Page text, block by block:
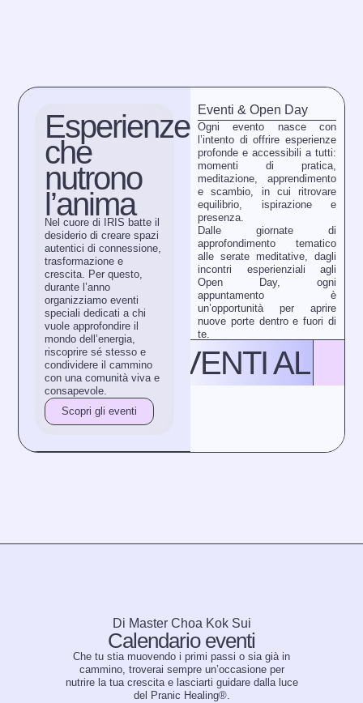
Esperienze
che
nutrono
l’anima
Nel cuore di IRIS batte il
desiderio di crearespazi
autentici di connessione,
trasformazione e
crescita. Per questo,
durante l’anno
organizziamo eventi
speciali dedicati a chi
vuole approfondire il
mondo dell’energia,
riscoprire sé stesso e
condividere il cammino
con una comunità viva e
consapevole.
Scopri gli eventi
Eventi & Open Day
Ogni evento nasce con
l’intento dioffrire esperienze
profonde e accessibili a tutti:
momenti di pratica,
meditazione, apprendimento
e scambio, in cui ritrovare
equilibrio, ispirazione e
presenza.
Dalle giornate di
approfondimento tematico
alle serate meditative, dagli
incontri esperienziali agli
Open Day, ogni
appuntamento è
un’opportunità per aprire
nuove porte dentro e fuori di
te.
EVENTI AL
Di Master Choa Kok Sui
Calendario eventi
Che tu stia muovendo i primi passi o sia già in
cammino, troverai sempre un’occasione per
nutrire la tua crescita e lasciarti guidare dalla luce
del Pranic Healing®.